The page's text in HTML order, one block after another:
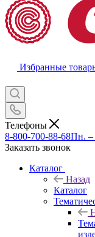
Избранные
Телефоны
8-800-700-88-68Пн. –
Заказать звонок
Каталог
Назад
Каталог